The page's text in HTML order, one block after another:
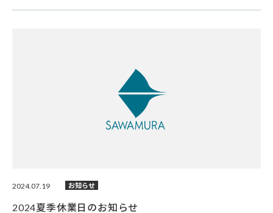
2024.07.19 お知らせ
2024夏季休業日のお知らせ